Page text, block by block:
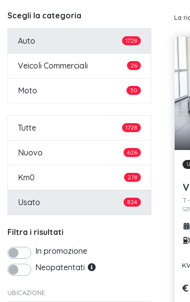
Scegli la categoria
Auto 1728
Veicoli Commerciali 26
Moto 30
Tutte 1728
Nuovo 626
Km0 278
Usato 824
Filtra i risultati
In promozione
Neopatentati
UBICAZIONE
La